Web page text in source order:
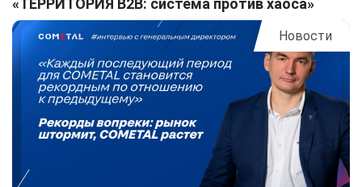
«ТЕРРИТОРИЯ B2B: система против хаоса»
Новости